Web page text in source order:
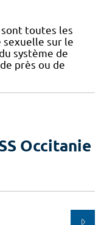
sont toutes les
sexuelle sur le
système de
près ou de
Occitanie